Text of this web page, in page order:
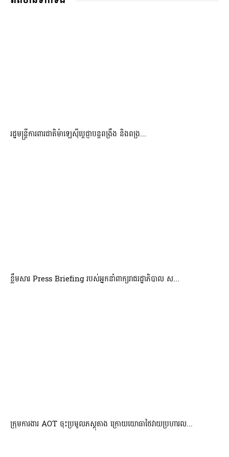
រដ្ឋមន្ត្រីការពារជាតិម៉ាឡេស៊ីប្ដេជ្ញាបន្តពង្រឹង និងពង្រ...
ខ្លឹមសារ Press Briefing របស់អ្នកនាំពាក្យរាជរដ្ឋាភិបាល ស...
ក្រុមការងារ AOT ចុះប្រមូលភស្តុតាង ក្រោយយោធាថៃវាយប្រហារល...